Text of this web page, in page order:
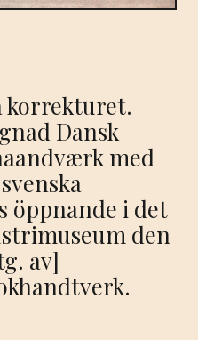
korrekturet.
Dansk
med
öppnande i det
den
av]